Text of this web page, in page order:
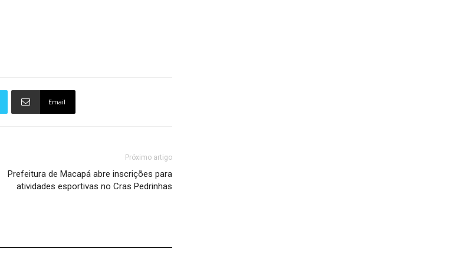
Email
Próximo artigo
Prefeitura de Macapá abre inscrições para
atividades esportivas no Cras Pedrinhas